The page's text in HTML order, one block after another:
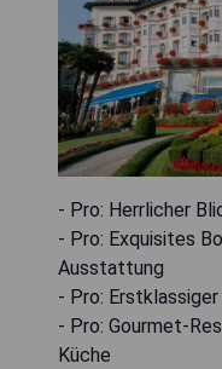
- Pro: Herrlicher
- Pro: Exquisites
Ausstattung
- Pro:
- Pro: Gourmet-
Küche